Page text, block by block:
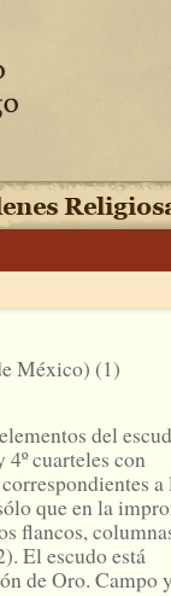
México) (1)
del
4º cuarteles con
a
que en la
flancos,
El escudo está
de Oro. Campo